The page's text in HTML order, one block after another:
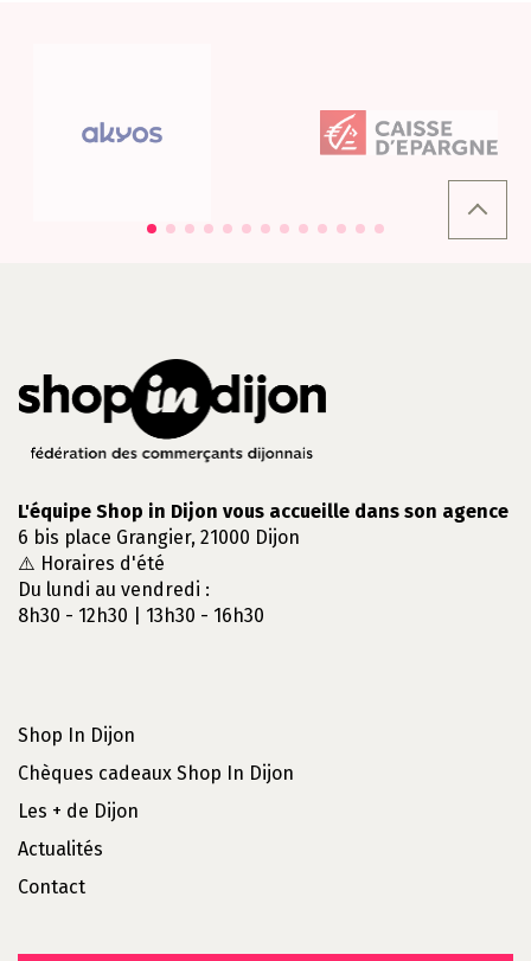
L'équipe Shop in Dijon vous accueille dans son agence
6 bis place Grangier, 21000 Dijon
⚠️ Horaires d'été
Du lundi au vendredi :
8h30 - 12h30 | 13h30 - 16h30
Shop In Dijon
Chèques cadeaux Shop In Dijon
Les + de Dijon
Actualités
Contact